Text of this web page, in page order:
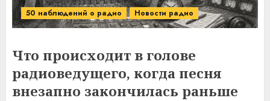
50 наблюдений о радио Новости радио
Что происходит в голове
радиоведущего, когда песня
внезапно закончилась раньше